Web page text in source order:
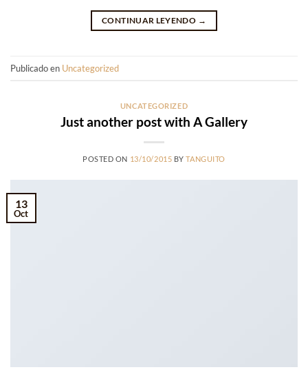
CONTINUAR LEYENDO →
Publicado en Uncategorized
UNCATEGORIZED
Just another post with A Gallery
POSTED ON 13/10/2015 BYTANGUITO
13
Oct